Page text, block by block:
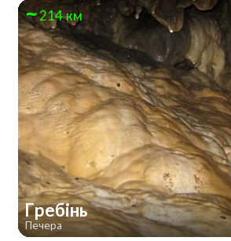
214 км
Гребінь
Печера